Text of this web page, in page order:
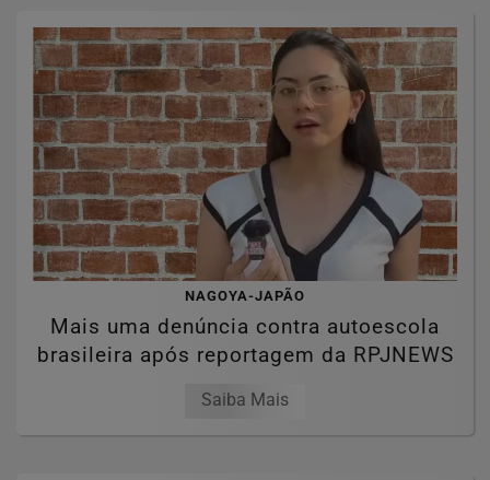
NAGOYA-JAPÃO
Mais uma denúncia contra autoescola
brasileira após reportagem da RPJNEWS
Saiba Mais